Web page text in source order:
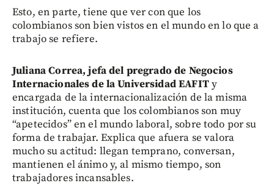
Esto, en parte, tiene que ver con que los
colombianos son bien vistos en el mundo en lo que a
trabajo se refiere.
Juliana Correa, jefa del pregrado de Negocios
Internacionales de la Universidad EAFITy
encargada de la internacionalización de la misma
institución, cuenta que los colombianos son muy
“apetecidos” en el mundo laboral, sobre todo por su
forma de trabajar. Explica que afuera se valora
mucho su actitud: llegan temprano, conversan,
mantienen el ánimo y, al mismo tiempo, son
trabajadores incansables.